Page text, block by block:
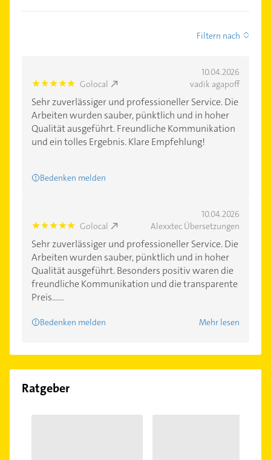
Filtern nach
10.04.2026
5.0 Golocal vadik agapoff
Sehr zuverlässiger und professioneller Service. Die
Arbeiten wurden sauber, pünktlich und in hoher
Qualität ausgeführt. Freundliche Kommunikation
und ein tolles Ergebnis. Klare Empfehlung!
Bedenken melden
10.04.2026
5.0 Golocal Alexxtec Übersetzungen
Sehr zuverlässiger und professioneller Service. Die
Arbeiten wurden sauber, pünktlich und in hoher
Qualität ausgeführt. Besonders positiv waren die
freundliche Kommunikation und die transparente
Preis......
Bedenken melden Mehr lesen
Ratgeber